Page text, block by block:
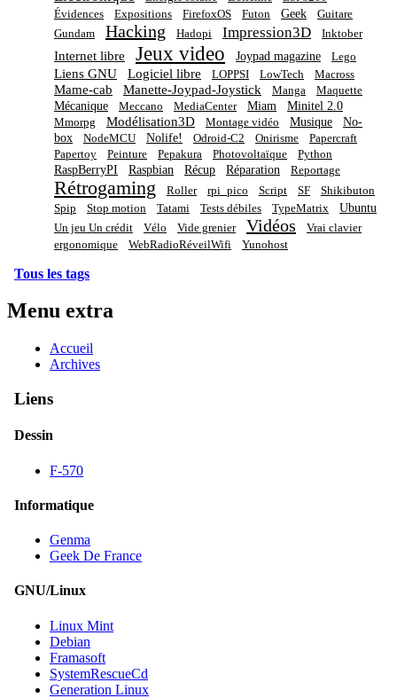
Évidences
Expositions FirefoxOS Futon Geek
Guitare
Gundam
Hacking Hadopi Impression3D Inktober
Internet libre Jeux video Joypad magazine Lego
Liens GNU Logiciel libre LOPPSI LowTech Macross
Mame-cab Manette-Joypad-Joystick Manga Maquette
Mécanique Meccano MediaCenter Miam Minitel 2.0
Mmorpg Modélisation3D Montage vidéo Musique
No-
box
NodeMCU Nolife! Odroid-C2 Onirisme
Papercraft
Papertoy
Peinture Pepakura Photovoltaïque Python
RaspBerryPI Raspbian Récup Réparation Reportage
Rétrogaming Roller rpi_pico Script SF
Shikibuton
Spip
Stop motion Tatami Tests débiles TypeMatrix Ubuntu
Un jeu Un crédit Vélo Vide grenier Vidéos
Vrai clavier
ergonomique
WebRadioRéveilWifi Yunohost
Tous les tags
Menu extra
Accueil
Archives
Liens
Dessin
F-570
Informatique
Genma
Geek De France
GNU/Linux
Linux Mint
Debian
Framasoft
SystemRescueCd
Generation Linux